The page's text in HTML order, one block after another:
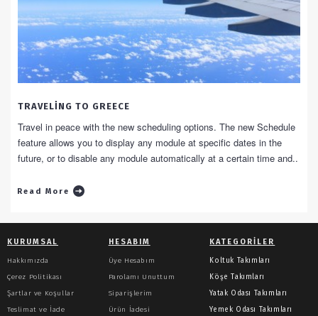
TRAVELING TO GREECE
Travel in peace with the new scheduling options. The new Schedule
feature allows you to display any module at specific dates in the
future, or to disable any module automatically at a certain time and..
Read More
KURUMSAL
Hakkımızda
Çerez Politikası
Şartlar ve Koşullar
Teslimat ve İade
HESABIM
Üye Hesabım
Parolamı Unuttum
Siparişlerim
Ürün İadesi
KATEGORILER
Koltuk Takımları
Köşe Takımları
Yatak Odası Takımları
Yemek Odası Takımları